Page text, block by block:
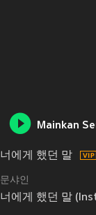
Mainkan
너에게 했던 말
문샤인
너에게 했던 말